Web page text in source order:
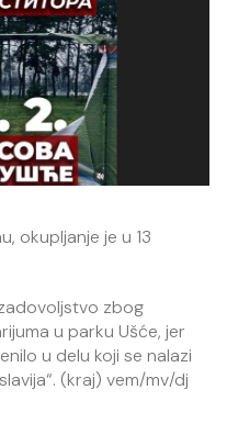
okupljanje je u 13
zbog
u parku Ušće, jer
u delu koji se nalazi
(kraj) vem/mv/dj